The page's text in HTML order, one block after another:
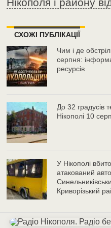
СХОЖІ ПУБЛІКАЦІЇ
Чим і де
серпня:
ресурсів
До 32 градусів
Нікополі 10
У Нікополі
атакований
Криворізький